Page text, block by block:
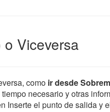
Viceversa
como ir desde
necesario y otras
Inserte el punto de salida y